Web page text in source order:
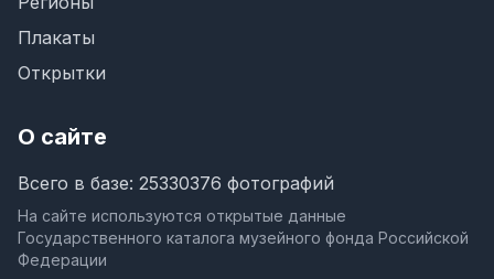
Плакаты
Открытки
О сайте
Всего в базе: 25330376 фотографий
На сайте используются открытые данные
Государственного каталога музейного фонда Российской
Федерации